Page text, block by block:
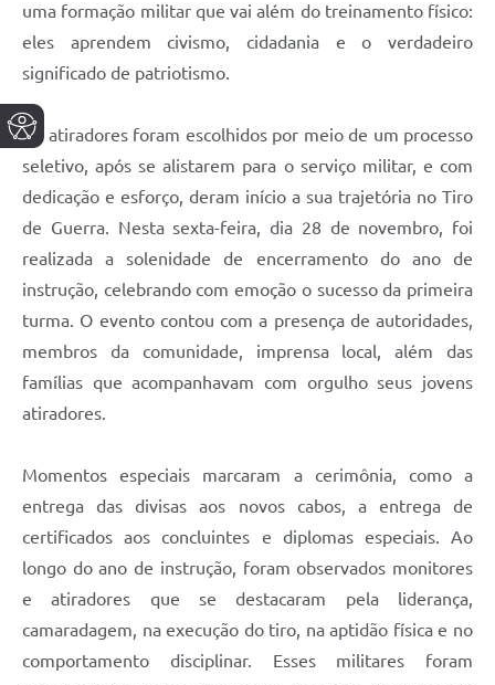
uma formação militar que vai além do treinamento físico:
eles aprendem civismo, cidadania e o verdadeiro
significado de patriotismo.
Os atiradores foram escolhidos por meio de um processo
seletivo, após se alistarem para o serviço militar, e com
dedicação e esforço, deram início a sua trajetória no Tiro
de Guerra. Nesta sexta-feira, dia 28 de novembro, foi
realizada a solenidade de encerramento do ano de
instrução, celebrando com emoção o sucesso da primeira
turma. O evento contou com a presença de autoridades,
membros da comunidade, imprensa local, além das
famílias que acompanhavam com orgulho seus jovens
atiradores.
Momentos especiais marcaram a cerimônia, como a
entrega das divisas aos novos cabos, a entrega de
certificados aos concluintes e diplomas especiais. Ao
longo do ano de instrução, foram observados monitores
e atiradores que se destacaram pela liderança,
camaradagem, na execução do tiro, na aptidão física e no
comportamento disciplinar. Esses militares foram